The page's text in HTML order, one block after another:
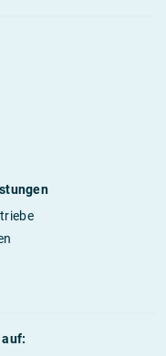
auf: